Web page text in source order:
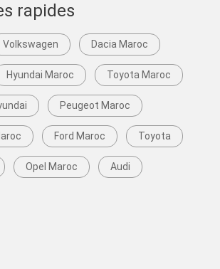
rapides
Volkswagen Dacia Maroc
Hyundai Maroc Toyota Maroc
Peugeot Maroc
Ford Maroc Toyota
Opel Maroc Audi